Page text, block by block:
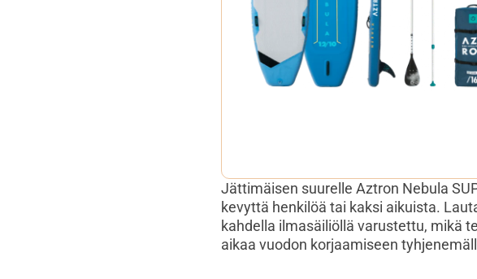
Jättimäisen suurelle Aztron Nebula
kevyttä henkilöä tai kaksi aikuista.
kahdella ilmasäiliöllä varustettu, mikä
aikaa vuodon korjaamiseen